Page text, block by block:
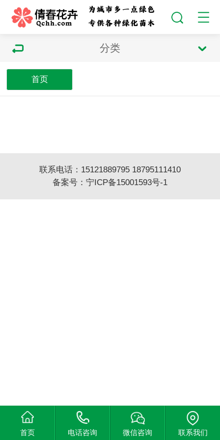
分类
首页
联系电话：15121889795 18795111410
备案号： 宁ICP备15001593号-1
首页 电话咨询 微信咨询 联系我们